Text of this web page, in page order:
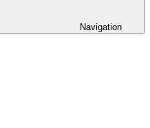
Navigation